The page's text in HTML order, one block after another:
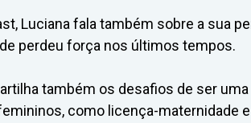
Luciana fala também sobre a sua
perdeu força nos últimos tempos.
também os desafios de ser
como licença-maternidade